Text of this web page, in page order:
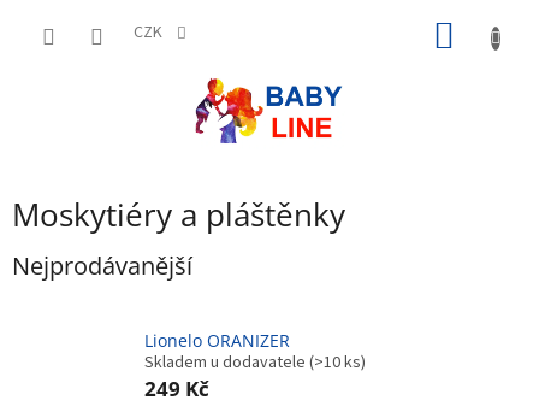
CZK
Moskytiéry a pláštěnky
Nejprodávanější
Lionelo ORANIZER
Skladem u dodavatele (>10 ks)
249 Kč